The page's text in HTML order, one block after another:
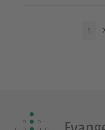
1 2